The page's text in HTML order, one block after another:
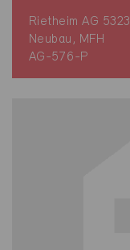
Rietheim AG 5323
Neubau, MFH
AG-576-P